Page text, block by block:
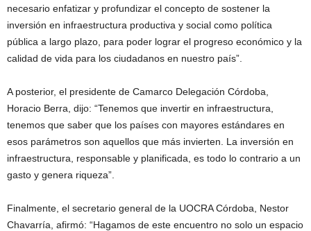
necesario enfatizar y profundizar el concepto de sostener la
inversión en infraestructura productiva y social como política
pública a largo plazo, para poder lograr el progreso económico y la
calidad de vida para los ciudadanos en nuestro país”.
A posterior, el presidente de Camarco Delegación Córdoba,
Horacio Berra, dijo: “Tenemos que invertir en infraestructura,
tenemos que saber que los países con mayores estándares en
esos parámetros son aquellos que más invierten. La inversión en
infraestructura, responsable y planificada, es todo lo contrario a un
gasto y genera riqueza”.
Finalmente, el secretario general de la UOCRA Córdoba, Nestor
Chavarría, afirmó: “Hagamos de este encuentro no solo un espacio